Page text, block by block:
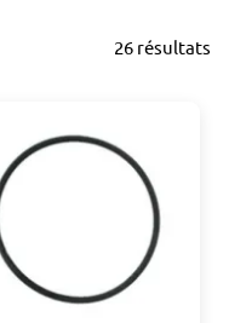
26 résultats